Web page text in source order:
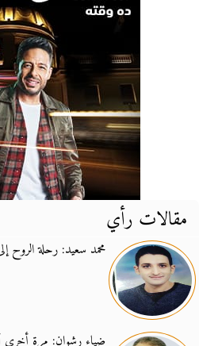
مقالات رأي
محمد سعيد: رحلة الروح